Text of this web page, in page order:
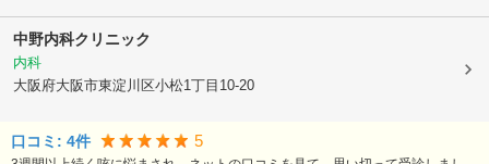
中野内科クリニック
内科
大阪府大阪市東淀川区小松1丁目10-20
口コミ: 4件 5